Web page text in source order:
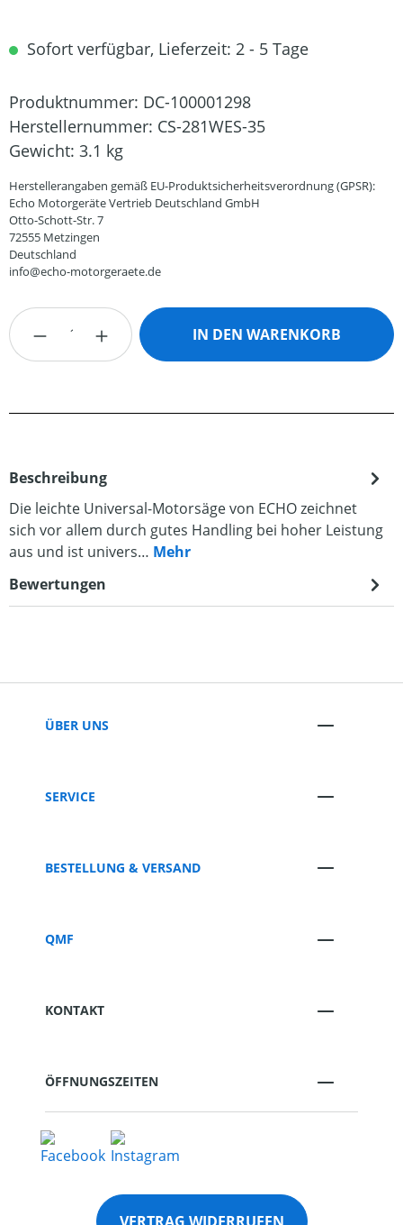
Sofort verfügbar, Lieferzeit: 2 - 5 Tage
Produktnummer: DC-100001298
Herstellernummer: CS-281WES-35
Gewicht: 3.1 kg
Herstellerangaben gemäß EU-Produktsicherheitsverordnung (GPSR):
Echo Motorgeräte Vertrieb Deutschland GmbH
Otto-Schott-Str. 7
72555 Metzingen
Deutschland
info@echo-motorgeraete.de
Produkt Anzahl: Gib den gewünschten
IN DEN WARENKORB
Beschreibung
Die leichte Universal-Motorsäge von ECHO zeichnet
sich vor allem durch gutes Handling bei hoher Leistung
aus und ist univers… Mehr
Bewertungen
ÜBER UNS
SERVICE
BESTELLUNG & VERSAND
QMF
KONTAKT
ÖFFNUNGSZEITEN